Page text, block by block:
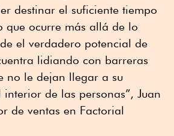
destinar el suficiente tiempo
que ocurre más allá de lo
el verdadero potencial de
lidiando con barreras
no le dejan llegar a su
de las personas”, Juan
de ventas en Factorial